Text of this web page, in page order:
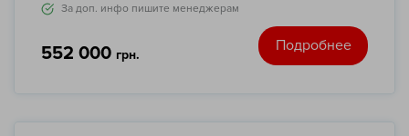
За доп. инфо пишите менеджерам
552 000 грн.
Подробнее